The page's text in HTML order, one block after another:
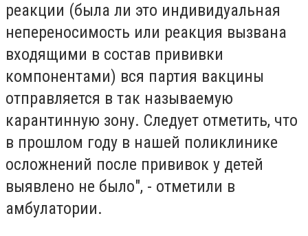
реакции (была ли это индивидуальная
непереносимость или реакция вызвана
входящими в состав прививки
компонентами) вся партия вакцины
отправляется в так называемую
карантинную зону. Следует отметить, что
в прошлом году в нашей поликлинике
осложнений после прививок у детей
выявлено не было", - отметили в
амбулатории.